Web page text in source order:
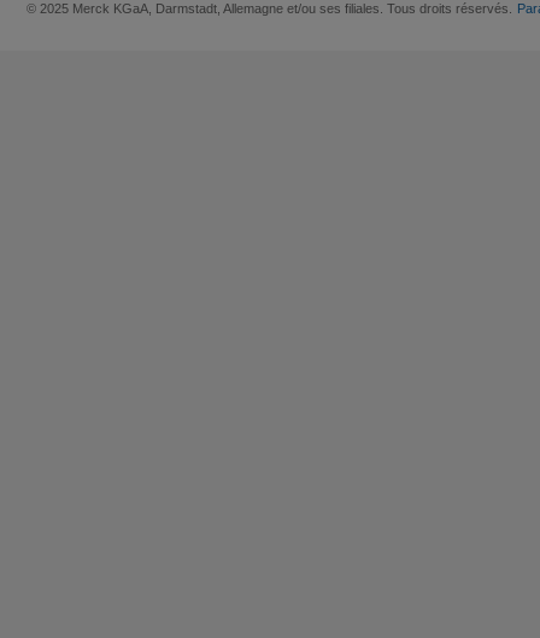
© 2025 Merck KGaA, Darmstadt, Allemagne et/ou ses filiales. Tous droits réservés.